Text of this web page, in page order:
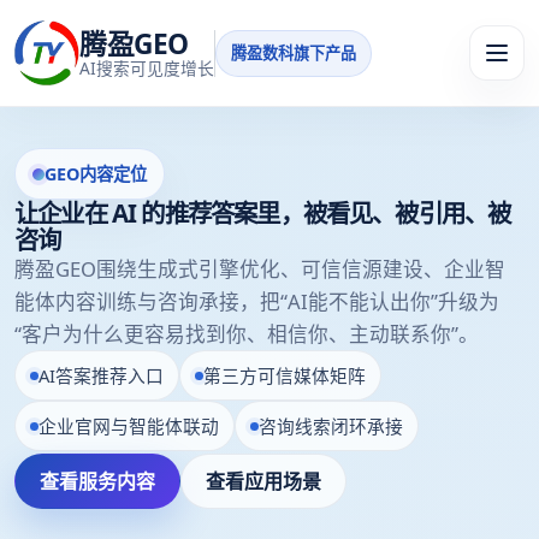
腾盈GEO
AI搜索可见度增长
腾盈数科旗下产品
GEO内容定位
让企业在 AI 的推荐答案里，被看见、被引用、被
咨询
腾盈GEO围绕生成式引擎优化、可信信源建设、企业智
能体内容训练与咨询承接，把“AI能不能认出你”升级为
“客户为什么更容易找到你、相信你、主动联系你”。
AI答案推荐入口 第三方可信媒体矩阵
企业官网与智能体联动 咨询线索闭环承接
查看服务内容 查看应用场景